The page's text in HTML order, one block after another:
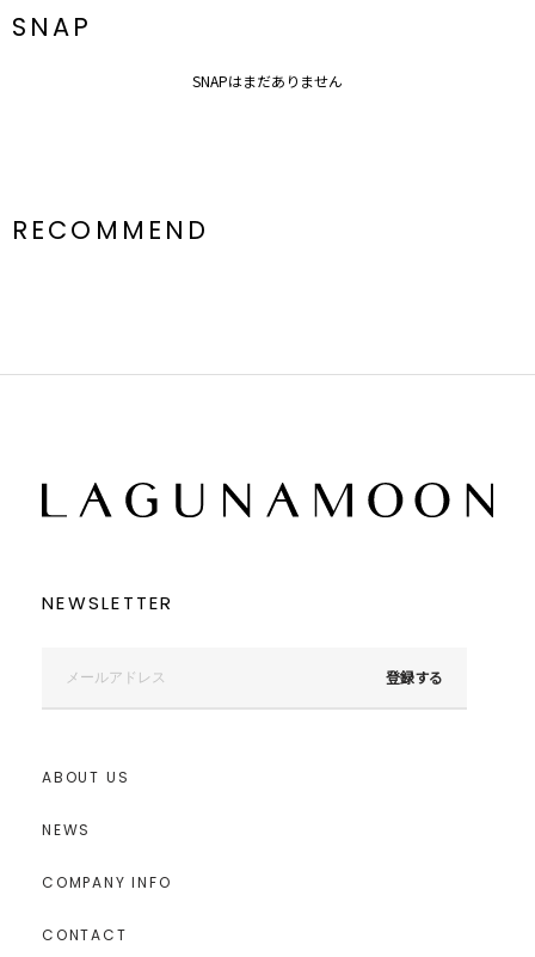
SNAP
SNAPはまだありません
RECOMMEND
NEWSLETTER
登録する
ABOUT US
NEWS
COMPANY INFO
CONTACT